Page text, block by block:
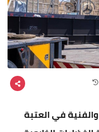
في العتبة